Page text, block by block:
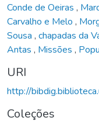
Conde de Oeiras ,
Carvalho e Melo ,
Sousa , chapadas da
Antas , Missões ,
URI
http://
Coleções